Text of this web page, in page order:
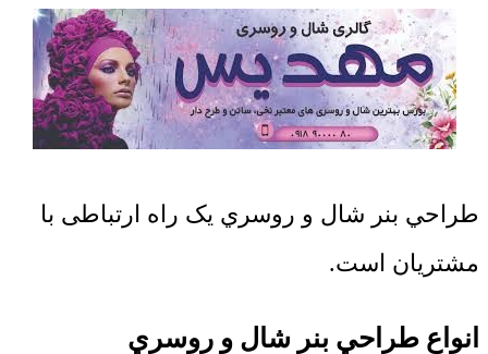
طراحي بنر شال و روسري یک راه ارتباطی با
مشتریان است.
انواع طراحي بنر شال و روسري